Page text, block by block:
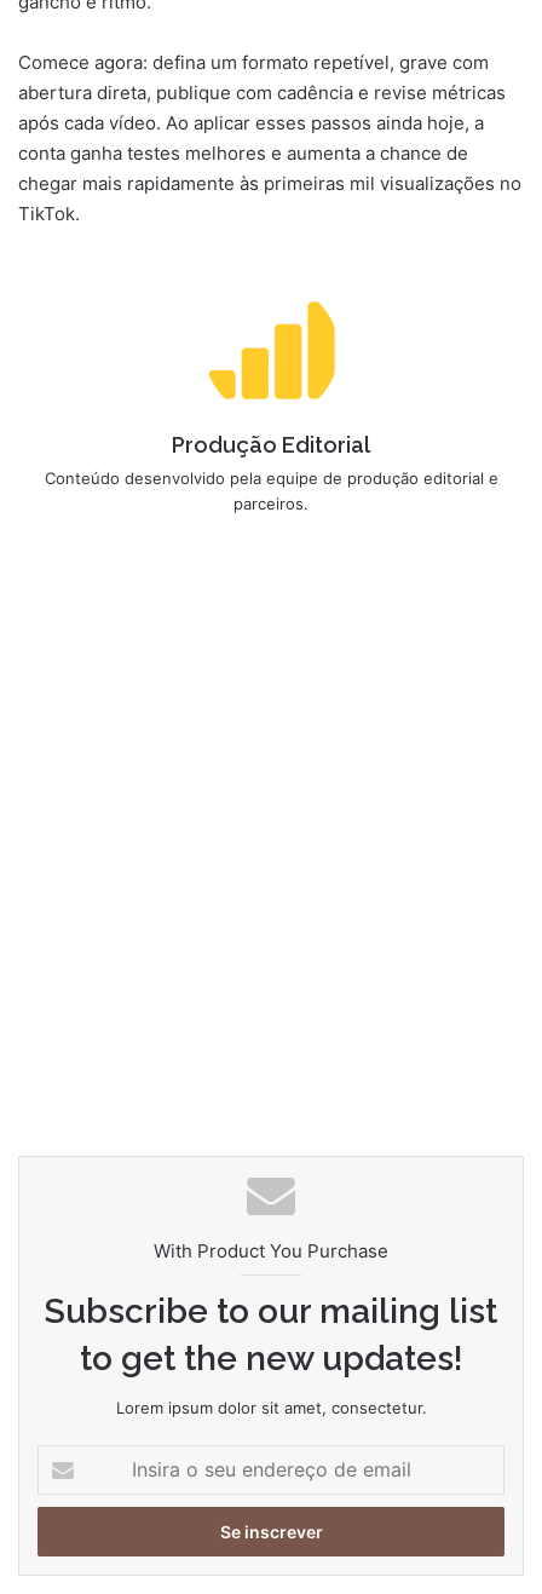
Comece agora: defina um formato repetível, grave com
abertura direta, publique com cadência e revise métricas
após cada vídeo. Ao aplicar esses passos ainda hoje, a
conta ganha testes melhores e aumenta a chance de
chegar mais rapidamente às primeiras mil visualizações no
TikTok.
Produção Editorial
Conteúdo desenvolvido pela equipe de produção editorial e
parceiros.
With Product You Purchase
Subscribe to our mailing list
to get the new updates!
Lorem ipsum dolor sit amet, consectetur.
seu
de